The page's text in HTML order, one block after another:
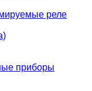
реле
приборы